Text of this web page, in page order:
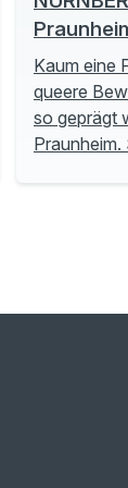
Kaum eine
queere
so geprägt